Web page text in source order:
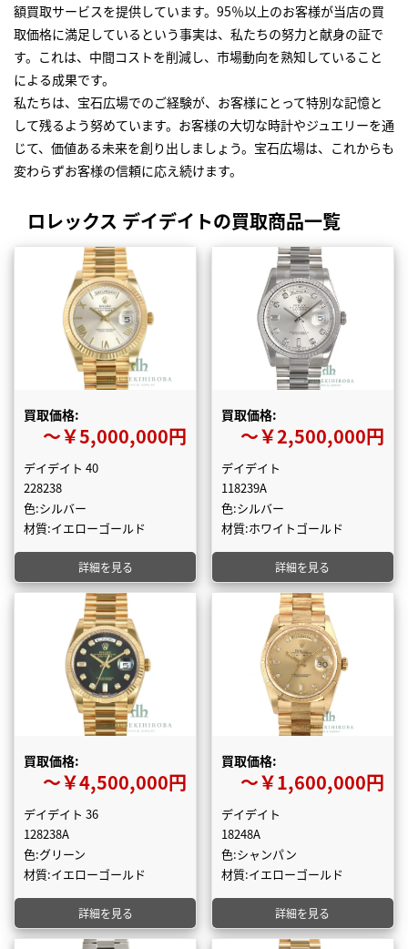
額買取サービスを提供しています。95％以上のお客様が当店の買
取価格に満足しているという事実は、私たちの努力と献身の証で
す。これは、中間コストを削減し、市場動向を熟知していること
による成果です。
私たちは、宝石広場でのご経験が、お客様にとって特別な記憶と
して残るよう努めています。お客様の大切な時計やジュエリーを通
じて、価値ある未来を創り出しましょう。宝石広場は、これからも
変わらずお客様の信頼に応え続けます。
ロレックス デイデイトの買取商品一覧
買取価格:
〜￥5,000,000円
デイデイト 40
228238
色:シルバー
材質:イエローゴールド
詳細を見る
買取価格:
〜￥2,500,000円
デイデイト
118239A
色:シルバー
材質:ホワイトゴールド
詳細を見る
買取価格:
〜￥4,500,000円
デイデイト 36
128238A
色:グリーン
材質:イエローゴールド
詳細を見る
買取価格:
〜￥1,600,000円
デイデイト
18248A
色:シャンパン
材質:イエローゴールド
詳細を見る